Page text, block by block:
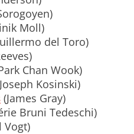
Moll)
del Toro)
Chan Wook)
Kosinski)
(James Gray)
Bruni Tedeschi)
Vogt)